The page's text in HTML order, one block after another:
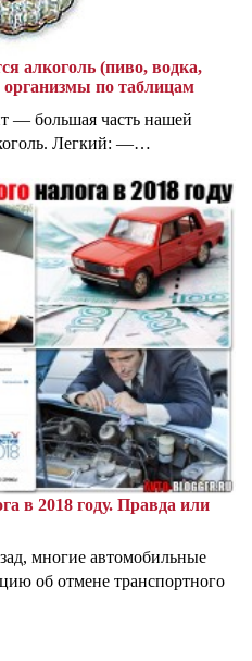
алкоголь (пиво, водка,
по таблицам
— большая часть нашей
Легкий: —…
в 2018 году. Правда или
многие автомобильные
об отмене транспортного